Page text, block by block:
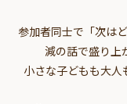
参加者同士で「次は
減の話で盛り上
小さな子どもも大人